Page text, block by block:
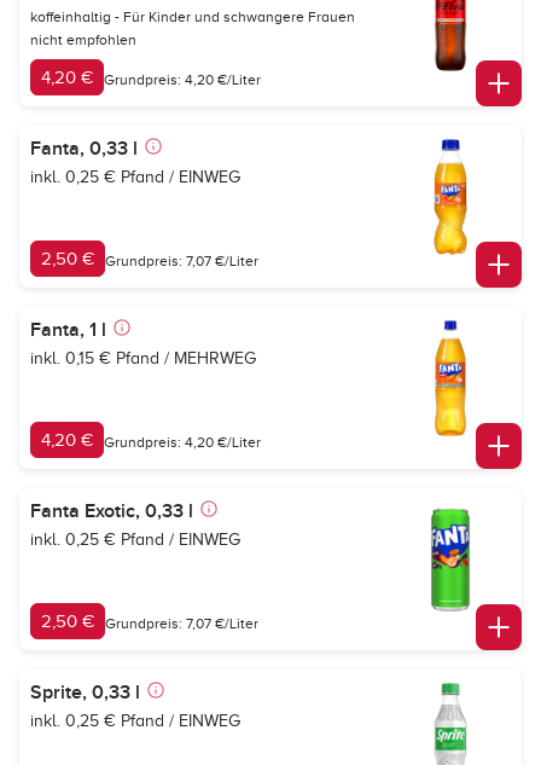
koffeinhaltig - Für Kinder und schwangere Frauen
nicht empfohlen
4,20 € Grundpreis: 4,20 €/Liter
Fanta, 0,33 l
inkl. 0,25 € Pfand / EINWEG
2,50 € Grundpreis: 7,07 €/Liter
Fanta, 1 l
inkl. 0,15 € Pfand / MEHRWEG
4,20 € Grundpreis: 4,20 €/Liter
Fanta Exotic, 0,33 l
inkl. 0,25 € Pfand / EINWEG
2,50 € Grundpreis: 7,07 €/Liter
Sprite, 0,33 l
inkl. 0,25 € Pfand / EINWEG